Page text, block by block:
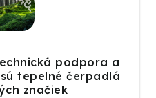
podpora a
tepelné čerpadlá
značiek